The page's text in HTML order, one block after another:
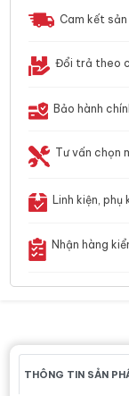
Cam kết sản
Đổi trả theo
Bảo hành
Tư vấn chọn
Linh kiện, phụ
Nhận hàng
THÔNG TIN SẢN